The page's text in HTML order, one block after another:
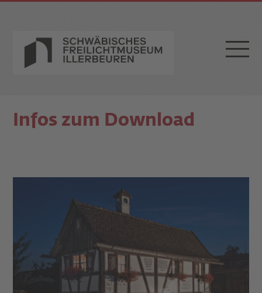
Infos zum Download